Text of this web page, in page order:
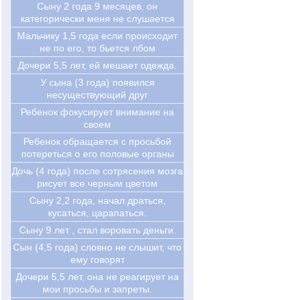
Cыну 2 года 9 месяцев, он
категорически меня не слушается
Мальчику 1,5 года если происходит
не по его, то бьется лбом
Дочери 5,5 лет, ей мешает одежда.
У сына (3 года) появился
несуществующий друг
Ребенок фокусирует внимание на
своем
Ребенок обращается с просьбой
потереться о его половые органы
Дочь (4 года) после сотрясения мозга
рисует все черным цветом
Сыну 2,2 года, начал драться,
кусаться, царапаться.
Сыну 9 лет , стал воровать деньги.
Сын (4,5 года) словно не слышит, что
ему говорят
Дочери 5,5 лет, она не реагирует на
мои просьбы и запреты.